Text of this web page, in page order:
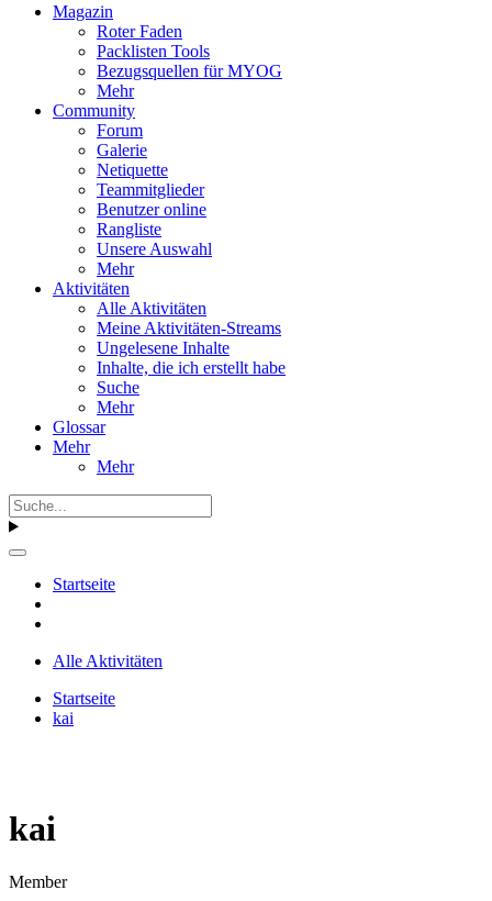
Magazin
Roter Faden
Packlisten Tools
Bezugsquellen für MYOG
Mehr
Community
Forum
Galerie
Netiquette
Teammitglieder
Benutzer online
Rangliste
Unsere Auswahl
Mehr
Aktivitäten
Alle Aktivitäten
Meine Aktivitäten-Streams
Ungelesene Inhalte
Inhalte, die ich erstellt habe
Suche
Mehr
Glossar
Mehr
Mehr
Startseite
Alle Aktivitäten
Startseite
kai
kai
Member